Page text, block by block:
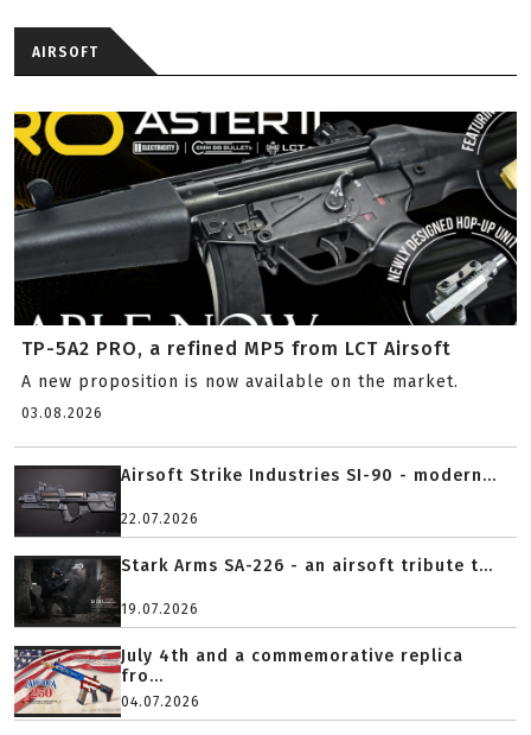
AIRSOFT
TP-5A2 PRO, a refined MP5 from LCT Airsoft
A new proposition is now available on the market.
03.08.2026
Airsoft Strike Industries SI-90 - modern...
22.07.2026
Stark Arms SA-226 - an airsoft tribute t...
19.07.2026
July 4th and a commemorative replica
fro...
04.07.2026